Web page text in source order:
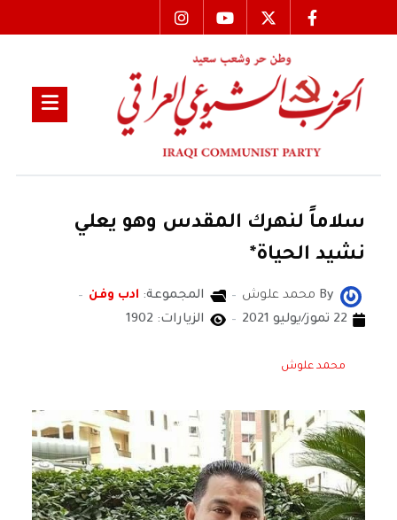
سلاماً لنهرك المقدس وهو يعلي
نشيد الحياة*
By محمد علوش المجموعة: ادب وفن
22 تموز/يوليو 2021
الزيارات: 1902
محمد علوش